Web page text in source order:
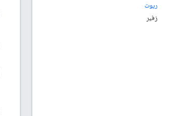
ریوت
زفير